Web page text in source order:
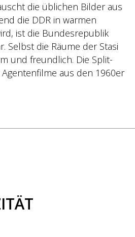
die üblichen Bilder aus
die DDR in warmen
ist die Bundesrepublik
Selbst die Räume der Stasi
und freundlich. Die Split-
aus den 1960er